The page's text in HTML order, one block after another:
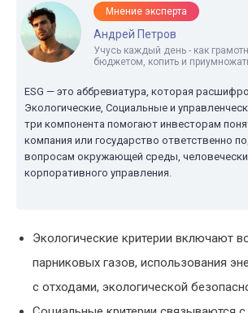
Мнение эксперта
Андрей Петров
Учусь каждый день - как
бюджетом, копить и
ESG — это аббревиатура, которая
Экологические, Социальные и
три компонента помогают инвесторам
компания или государство ответственно
вопросам окружающей среды,
корпоративного управления.
Экологические критерии включают
парниковых газов, использования
с отходами, экологической